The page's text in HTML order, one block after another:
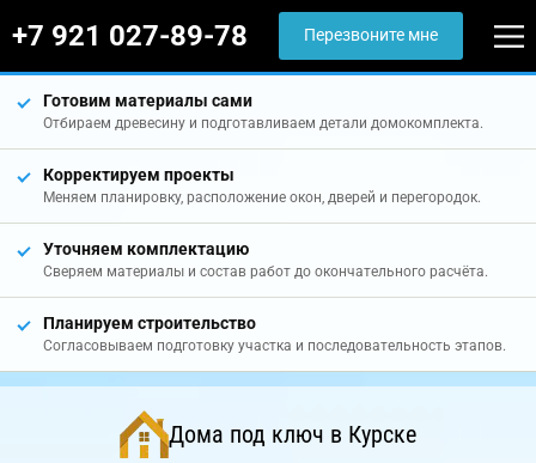
+7 921 027-89-78 Перезвоните мне
Готовим материалы сами
Отбираем древесину и подготавливаем детали домокомплекта.
Корректируем проекты
Меняем планировку, расположение окон, дверей и перегородок.
Уточняем комплектацию
Сверяем материалы и состав работ до окончательного расчёта.
Планируем строительство
Согласовываем подготовку участка и последовательность этапов.
Дома под ключ в Курске